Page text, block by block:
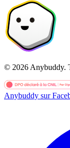
© 2026 Anybuddy.
Anybuddy sur